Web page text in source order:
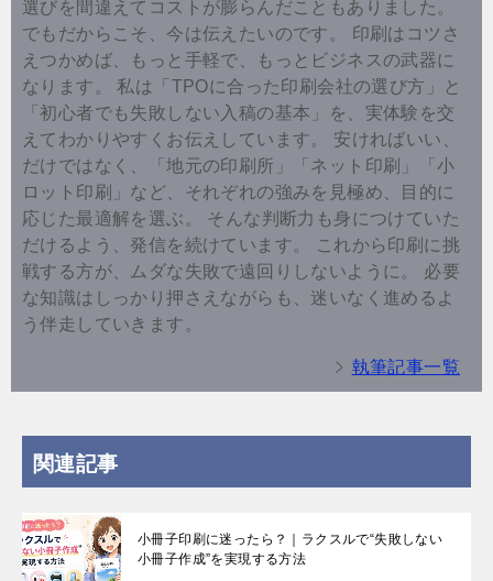
選びを間違えてコストが膨らんだこともありました。
でもだからこそ、今は伝えたいのです。 印刷はコツさ
えつかめば、もっと手軽で、もっとビジネスの武器に
なります。 私は「TPOに合った印刷会社の選び方」と
「初心者でも失敗しない入稿の基本」を、実体験を交
えてわかりやすくお伝えしています。 安ければいい、
だけではなく、「地元の印刷所」「ネット印刷」「小
ロット印刷」など、それぞれの強みを見極め、目的に
応じた最適解を選ぶ。 そんな判断力も身につけていた
だけるよう、発信を続けています。 これから印刷に挑
戦する方が、ムダな失敗で遠回りしないように。 必要
な知識はしっかり押さえながらも、迷いなく進めるよ
う伴走していきます。
執筆記事一覧
関連記事
小冊子印刷に迷ったら？｜ラクスルで“失敗しない
小冊子作成”を実現する方法